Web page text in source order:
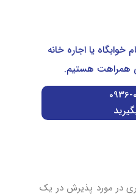
یا اجاره خانه
همراهت هستیم.
0936-
در مورد پذیرش در یک